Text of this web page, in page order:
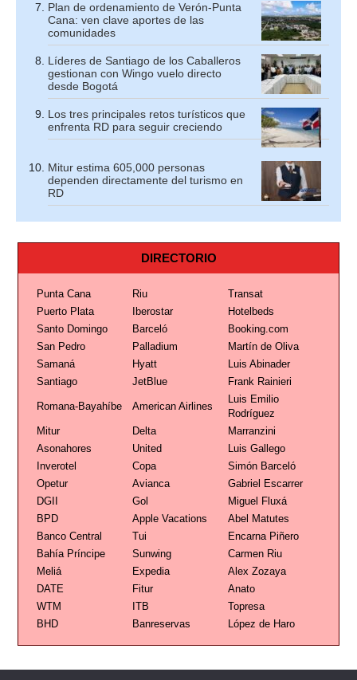
Plan de ordenamiento de Verón-Punta
Cana: ven clave aportes de las
comunidades
Líderes de Santiago de los Caballeros
gestionan con Wingo vuelo directo
desde Bogotá
Los tres principales retos turísticos que
enfrenta RD para seguir creciendo
Mitur estima 605,000 personas
dependen directamente del turismo en
RD
DIRECTORIO
Punta Cana Riu
Transat
Puerto Plata
Iberostar
Hotelbeds
Santo Domingo
Barceló
Booking.com
San Pedro
Palladium
Martín de Oliva
Samaná
Hyatt
Luis Abinader
Santiago
JetBlue Frank Rainieri
Romana-Bayahíbe American Airlines
Luis Emilio
Rodríguez
Mitur
Delta
Marranzini
Asonahores
United
Luis Gallego
Inverotel
Copa
Simón Barceló
Opetur
Avianca
Gabriel Escarrer
DGII
Gol
Miguel Fluxá
BPD
Apple Vacations
Abel Matutes
Banco Central
Tui
Encarna Piñero
Bahía Príncipe
Sunwing
Carmen Riu
Meliá
Expedia
Alex Zozaya
DATE
Fitur
Anato
WTM
ITB
Topresa
BHD
Banreservas López de Haro